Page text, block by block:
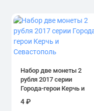
Набор две монеты 2
рубля 2017 серии
Города-герои Керчь и
Севастополь
4 ₽